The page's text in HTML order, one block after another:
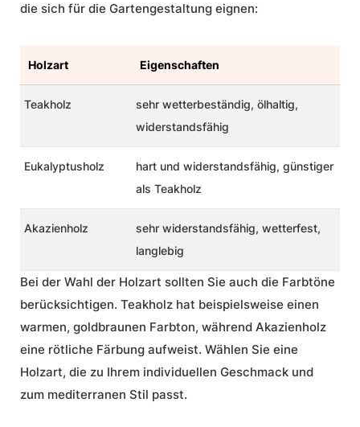
die sich für die Gartengestaltung eignen:
Holzart Eigenschaften
Teakholz
sehr wetterbeständig, ölhaltig,
widerstandsfähig
Eukalyptusholz
hart und widerstandsfähig, günstiger
als Teakholz
Akazienholz
sehr widerstandsfähig, wetterfest,
langlebig
Bei der Wahl der Holzart sollten Sie auch die Farbtöne
berücksichtigen. Teakholz hat beispielsweise einen
warmen, goldbraunen Farbton, während Akazienholz
eine rötliche Färbung aufweist. Wählen Sie eine
Holzart, die zu Ihrem individuellen Geschmack und
zum mediterranen Stil passt.